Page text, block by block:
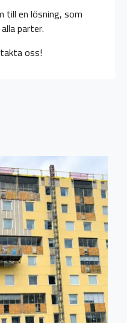
till en lösning, som
parter.
oss!